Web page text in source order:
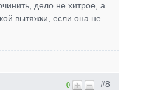
дело не хитрое, а
вытяжки, если она не
#8
0